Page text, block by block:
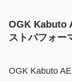
OGK Kabuto
ストパフォー
OGK Kabuto